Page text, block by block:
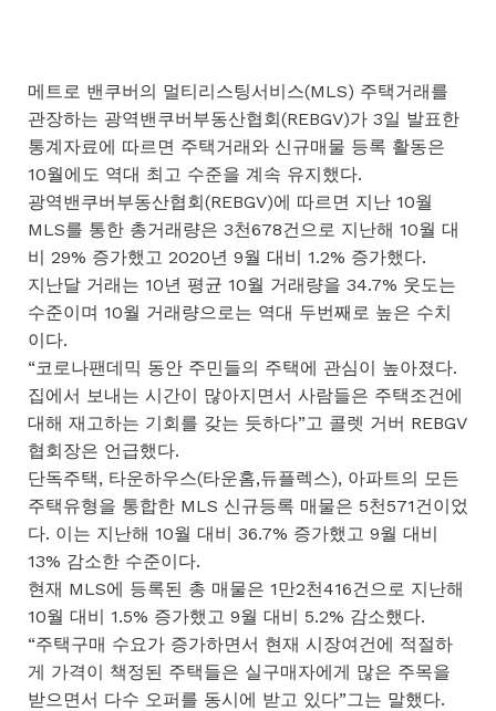
메트로 밴쿠버의 멀티리스팅서비스(MLS) 주택거래를
관장하는 광역밴쿠버부동산협회(REBGV)가 3일 발표한
통계자료에 따르면 주택거래와 신규매물 등록 활동은
10월에도 역대 최고 수준을 계속 유지했다.
광역밴쿠버부동산협회(REBGV)에 따르면 지난 10월
MLS를 통한 총거래량은 3천678건으로 지난해 10월 대
비 29% 증가했고 2020년 9월 대비 1.2% 증가했다.
지난달 거래는 10년 평균 10월 거래량을 34.7% 웃도는
수준이며 10월 거래량으로는 역대 두번째로 높은 수치
이다.
“코로나팬데믹 동안 주민들의 주택에 관심이 높아졌다.
집에서 보내는 시간이 많아지면서 사람들은 주택조건에
대해 재고하는 기회를 갖는 듯하다”고 콜렛 거버 REBGV
협회장은 언급했다.
단독주택, 타운하우스(타운홈,듀플렉스), 아파트의 모든
주택유형을 통합한 MLS 신규등록 매물은 5천571건이었
다. 이는 지난해 10월 대비 36.7% 증가했고 9월 대비
13% 감소한 수준이다.
현재 MLS에 등록된 총 매물은 1만2천416건으로 지난해
10월 대비 1.5% 증가했고 9월 대비 5.2% 감소했다.
“주택구매 수요가 증가하면서 현재 시장여건에 적절하
게 가격이 책정된 주택들은 실구매자에게 많은 주목을
받으면서 다수 오퍼를 동시에 받고 있다”그는 말했다.